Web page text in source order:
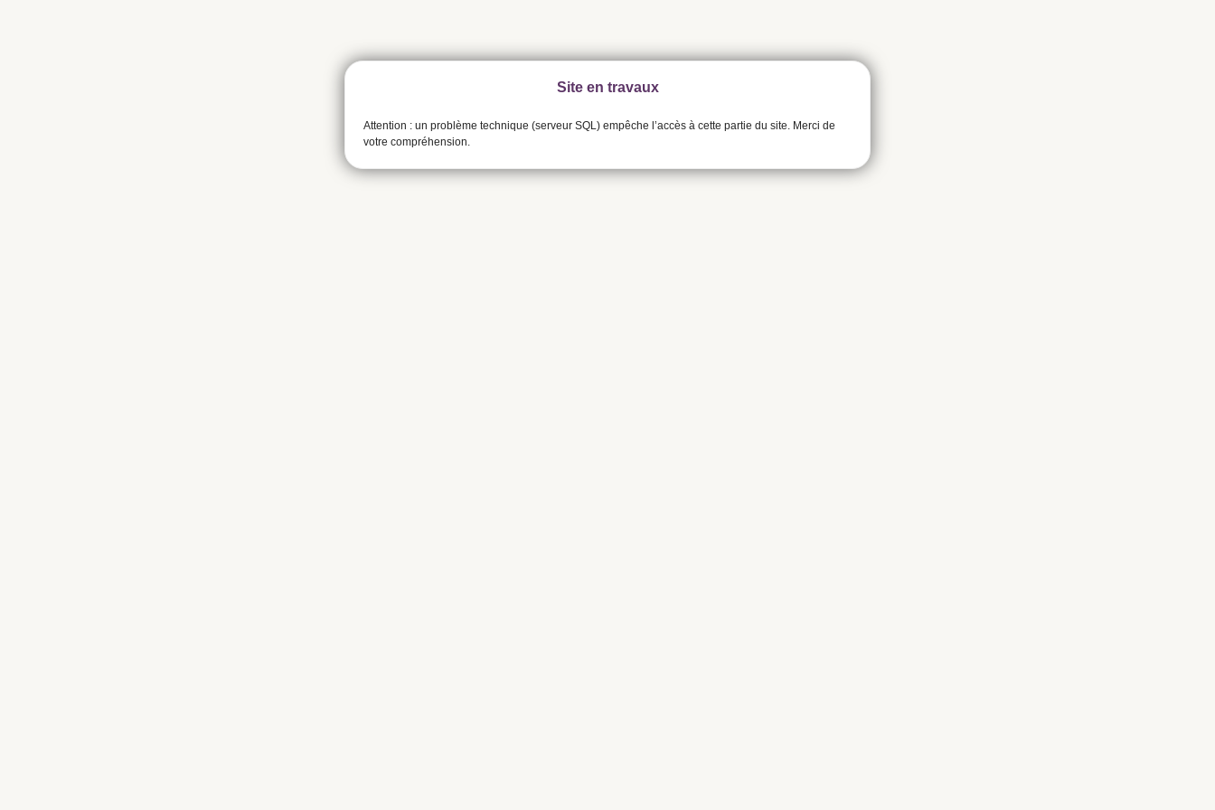
Site en travaux
Attention : un problème technique (serveur SQL) empêche l’accès à cette partie du site. Merci de
votre compréhension.